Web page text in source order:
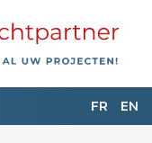
FR EN